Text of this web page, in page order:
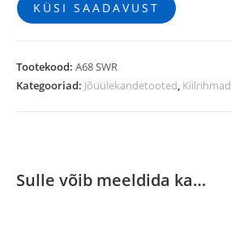
KÜSI SAADAVUST
Tootekood: A68 SWR
Kategooriad: Jõuülekandetooted, Kiilrihmad
Sulle võib meeldida ka…